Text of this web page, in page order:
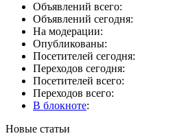
Объявлений всего:
Объявлений сегодня:
На модерации:
Опубликованы:
Посетителей сегодня:
Переходов сегодня:
Посетителей всего:
Переходов всего:
В блокноте:
Новые статьи